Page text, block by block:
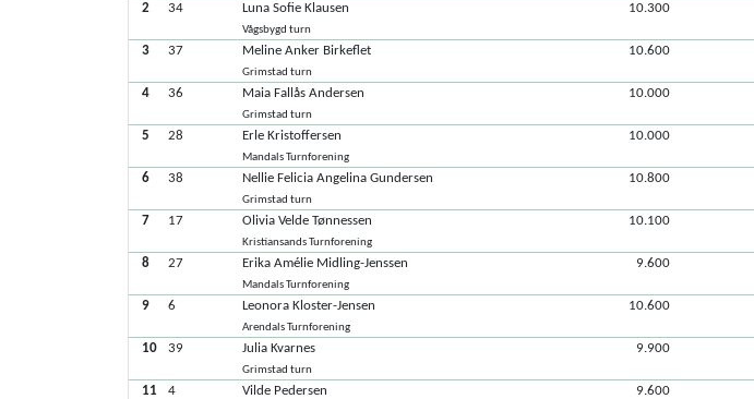
2 34 Luna Sofie Klausen
Vågsbygd turn
10.300
3 37 Meline Anker Birkeflet
Grimstad turn
10.600
4 36 Maia Fallås Andersen
Grimstad turn
10.000
5 28 Erle Kristoffersen
Mandals Turnforening
10.000
6 38 Nellie Felicia Angelina Gundersen
Grimstad turn
10.800
7 17 Olivia Velde Tønnessen
Kristiansands Turnforening
10.100
8 27 Erika Amélie Midling-Jenssen
Mandals Turnforening
9.600
9 6 Leonora Kloster-Jensen
Arendals Turnforening
10.600
10 39 Julia Kvarnes
Grimstad turn
9.900
11 4 Vilde Pedersen 9.600